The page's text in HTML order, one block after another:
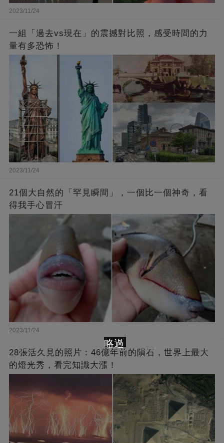
2023/11/24
一組「過去vs現在」的震撼對比照，感受時間的力
量有多恐怖！
2023/11/24
21個大自然的「罕見瞬間」，一個比一個神奇，看
得我手心冒汗
2023/11/24
28張活久見的照片：46億年前的隕石，世界上最大
的燈光秀，看完知識大漲！
略過